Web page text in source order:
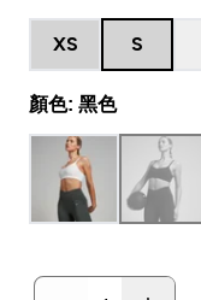
XS S
顏色: 黑色